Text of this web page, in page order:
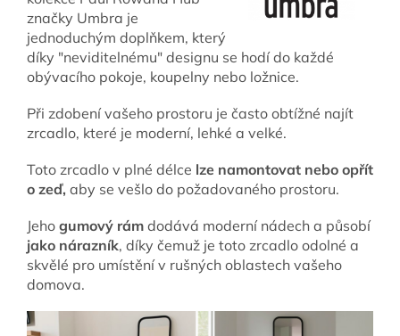
značky Umbra je
jednoduchým doplňkem, který
díky "neviditelnému" designu se hodí do každé
obývacího pokoje, koupelny nebo ložnice.
Při zdobení vašeho prostoru je často obtížné najít
zrcadlo, které je moderní, lehké a velké.
Toto zrcadlo v plné délce lze namontovat nebo opřít
o zeď, aby se vešlo do požadovaného prostoru.
Jeho gumový rám dodává moderní nádech a působí
jako nárazník, díky čemuž je toto zrcadlo odolné a
skvělé pro umístění v rušných oblastech vašeho
domova.